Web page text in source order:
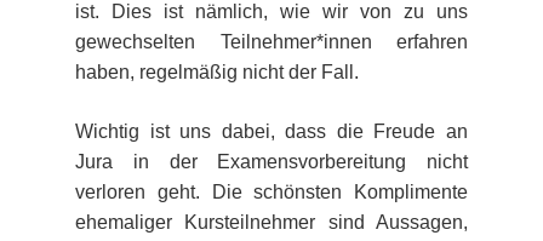
ist. Dies ist nämlich, wie wir von zu uns
gewechselten Teilnehmer*innen erfahren
haben, regelmäßig nicht der Fall.
Wichtig ist uns dabei, dass die Freude an
Jura in der Examensvorbereitung nicht
verloren geht. Die schönsten Komplimente
ehemaliger Kursteilnehmer sind Aussagen,